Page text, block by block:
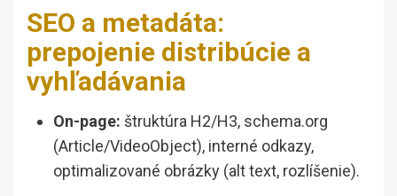
SEO a metadáta:
prepojenie distribúcie a
vyhľadávania
On-page: štruktúra H2/H3, schema.org
(Article/VideoObject), interné odkazy,
optimalizované obrázky (alt text, rozlíšenie).